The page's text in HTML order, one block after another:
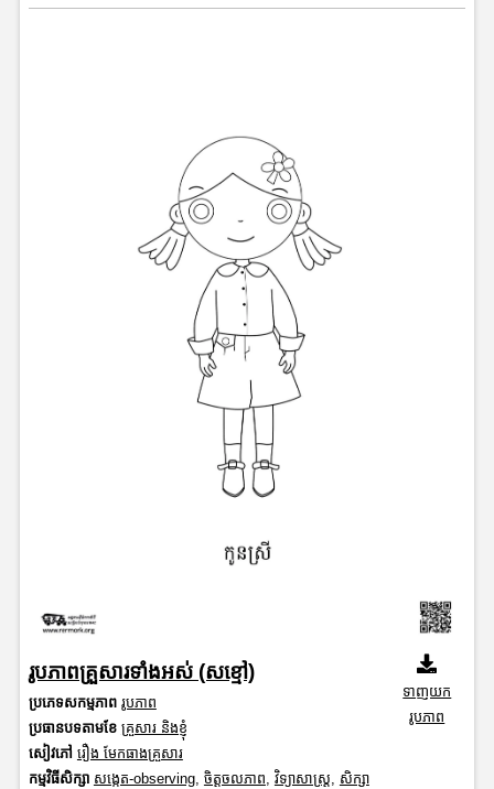
រូបភាពគ្រួសារទាំងអស់ (សខ្មៅ)
ប្រភេទសកម្មភាព រូបភាព
ប្រធានបទតាមខែ គ្រួសារ និងខ្ញុំ
សៀវភៅ រឿង មែកធាងគ្រួសារ
កម្មវិធីសិក្សា សង្កេត-observing, ចិត្តចលភាព, វិទ្យាសាស្រ្ត, សិក្សា
ទាញយក
រូបភាព